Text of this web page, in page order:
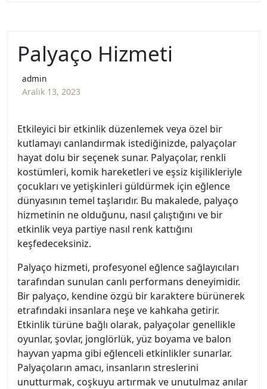
Palyaço Hizmeti
admin
Aralık 13, 2023
Etkileyici bir etkinlik düzenlemek veya özel bir
kutlamayı canlandırmak istediğinizde, palyaçolar
hayat dolu bir seçenek sunar. Palyaçolar, renkli
kostümleri, komik hareketleri ve eşsiz kişilikleriyle
çocukları ve yetişkinleri güldürmek için eğlence
dünyasının temel taşlarıdır. Bu makalede, palyaço
hizmetinin ne olduğunu, nasıl çalıştığını ve bir
etkinlik veya partiye nasıl renk kattığını
keşfedeceksiniz.
Palyaço hizmeti, profesyonel eğlence sağlayıcıları
tarafından sunulan canlı performans deneyimidir.
Bir palyaço, kendine özgü bir karaktere bürünerek
etrafındaki insanlara neşe ve kahkaha getirir.
Etkinlik türüne bağlı olarak, palyaçolar genellikle
oyunlar, şovlar, jonglörlük, yüz boyama ve balon
hayvan yapma gibi eğlenceli etkinlikler sunarlar.
Palyaçoların amacı, insanların streslerini
unutturmak, coşkuyu artırmak ve unutulmaz anılar